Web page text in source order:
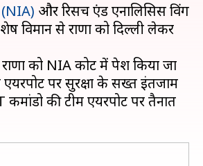
(NIA) और रिसर्च एंड एनालिसिस विंग
विमान से राणा को दिल्ली लेकर
राणा को NIA कोर्ट में पेश किया जा
पर सुरक्षा के सख्त इंतजाम
की टीम एयरपोर्ट पर तैनात